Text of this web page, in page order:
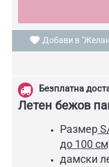
Добави в
Безплатна
Летен бежов
Размер
до 100
дамски